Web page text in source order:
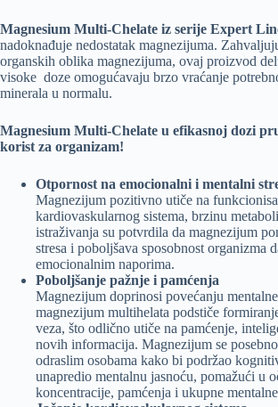
Magnesium Multi-Chelate iz serije Expert
nadoknađuje nedostatak magnezijuma.
organskih oblika magnezijuma, ovaj proizvod
visoke doze omogućavaju brzo vraćanje
minerala u normalu.
Magnesium Multi-Chelate u efikasnoj dozi
korist za organizam!
Otpornost na emocionalni i mentalni
Magnezijum pozitivno utiče na
kardiovaskularnog sistema, brzinu
istraživanja su potvrdila da magnezijum
stresa i poboljšava sposobnost organizma
emocionalnim naporima.
Poboljšanje pažnje i pamćenja
Magnezijum doprinosi povećanju
magnezijum multihelata podstiče
veza, što odlično utiče na pamćenje,
novih informacija. Magnezijum se
odraslim osobama kako bi podržao
unapredio mentalnu jasnoću, pomažući u
koncentracije, pamćenja i ukupne